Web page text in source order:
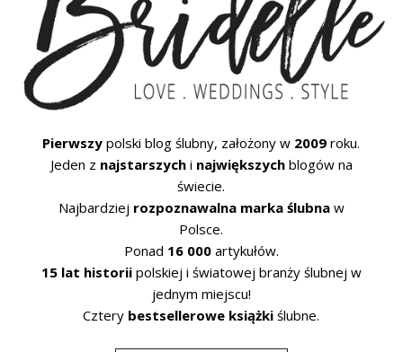
Pierwszy polski blog ślubny, założony w 2009 roku.
Jeden z najstarszychi największychblogów na
świecie.
Najbardziej rozpoznawalna marka ślubnaw
Polsce.
Ponad 16 000artykułów.
15 lat historiipolskiej i światowej branży ślubnej w
jednym miejscu!
Cztery bestsellerowe książki ślubne.